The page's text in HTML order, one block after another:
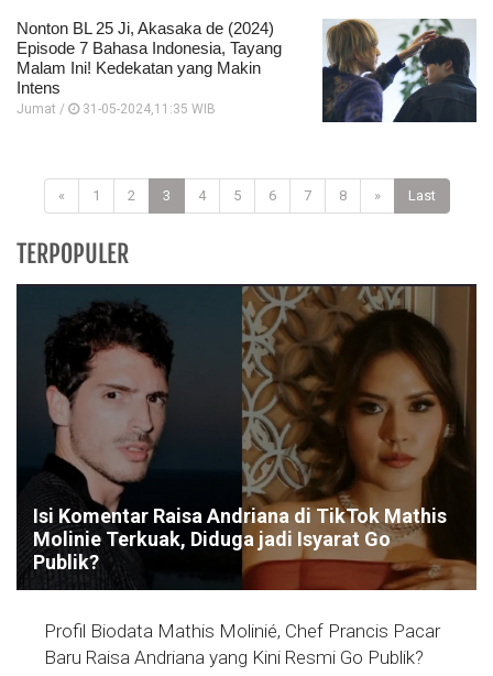
Nonton BL 25 Ji, Akasaka de (2024)
Episode 7 Bahasa Indonesia, Tayang
Malam Ini! Kedekatan yang Makin
Intens
Jumat / 31-05-2024,11:35 WIB
« 1 2 3 4 5 6 7 8 » Last
TERPOPULER
Isi Komentar Raisa Andriana di TikTok Mathis
Molinie Terkuak, Diduga jadi Isyarat Go
Publik?
Profil Biodata Mathis Molinié, Chef Prancis Pacar
Baru Raisa Andriana yang Kini Resmi Go Publik?